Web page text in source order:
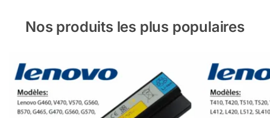
Nos produits les plus populaires